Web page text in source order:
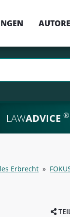
LAWADVICE ®
Erbrecht »